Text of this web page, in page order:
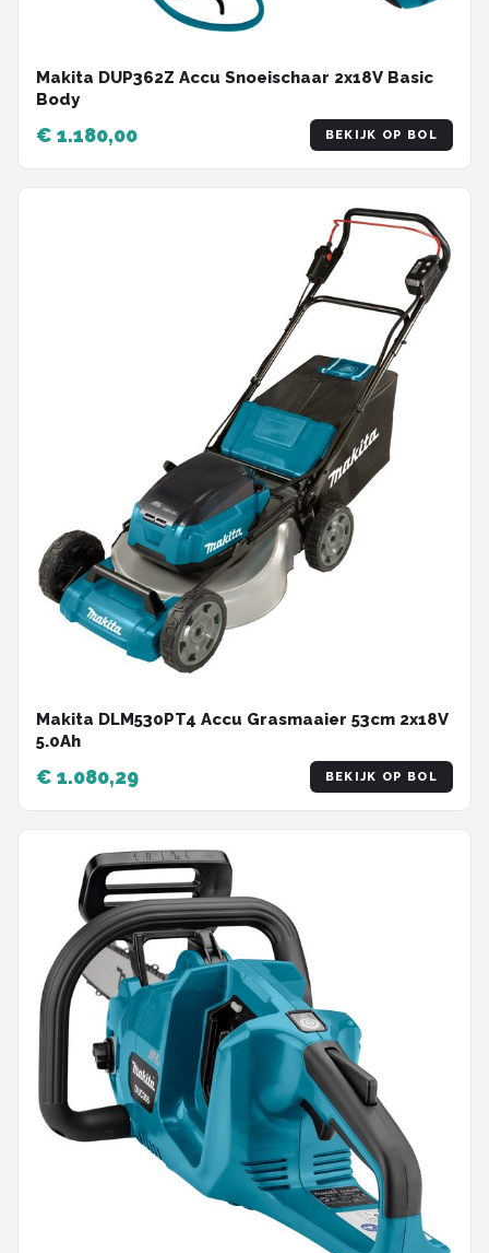
Makita DUP362Z Accu Snoeischaar 2x18V Basic
Body
€ 1.180,00 BEKIJK OP BOL
Makita DLM530PT4 Accu Grasmaaier 53cm 2x18V
5.0Ah
€ 1.080,29 BEKIJK OP BOL